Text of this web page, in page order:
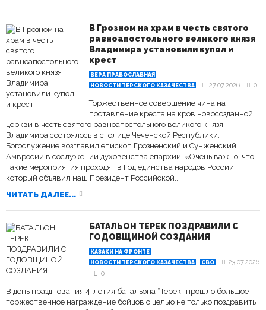
В Грозном на храм в честь святого
равноапостольного великого князя
Владимира установили купол и
крест
ВЕРА ПРАВОСЛАВНАЯ
НОВОСТИ ТЕРСКОГО КАЗАЧЕСТВА
27.07.2026 0
Торжественное совершение чина на
поставление креста на кров новосозданной
церкви в честь святого равноапостольного великого князя
Владимира состоялось в столице Чеченской Республики.
Богослужение возглавил епископ Грозненский и Сунженский
Амвросий в сослужении духовенства епархии. «Очень важно, что
такие мероприятия проходят в Год единства народов России,
который объявил наш Президент Российской...
ЧИТАТЬ ДАЛЕЕ...
БАТАЛЬОН ТЕРЕК ПОЗДРАВИЛИ С
ГОДОВЩИНОЙ СОЗДАНИЯ
КАЗАКИ НА ФРОНТЕ
НОВОСТИ ТЕРСКОГО КАЗАЧЕСТВА
СВО
23.07.2026
0
В день празднования 4-летия батальона “Терек” прошло большое
торжественное награждение бойцов с целью не только поздравить